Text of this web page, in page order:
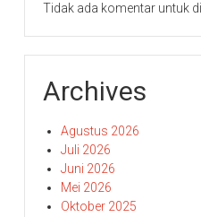
Tidak ada komentar untuk
Archives
Agustus 2026
Juli 2026
Juni 2026
Mei 2026
Oktober 2025